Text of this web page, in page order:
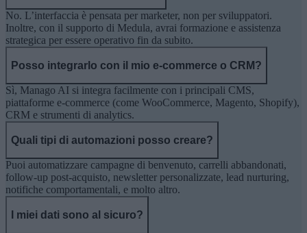
No. L’interfaccia è pensata per marketer, non per sviluppatori.
Inoltre, con il supporto di Medula, avrai formazione e assistenza
strategica per essere operativo fin da subito.
Posso integrarlo con il mio e-commerce o CRM?
Sì, Manago AI si integra facilmente con i principali CMS,
piattaforme e-commerce (come WooCommerce, Magento, Shopify),
CRM e strumenti di analytics.
Quali tipi di automazioni posso creare?
Puoi automatizzare campagne di benvenuto, carrelli abbandonati,
follow-up post-acquisto, newsletter personalizzate, lead nurturing,
notifiche comportamentali, e molto altro.
I miei dati sono al sicuro?